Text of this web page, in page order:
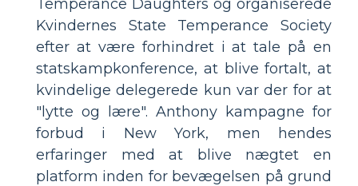
Temperance Daughters og organiserede
Kvindernes State Temperance Society
efter at være forhindret i at tale på en
statskampkonference, at blive fortalt, at
kvindelige delegerede kun var der for at
"lytte og lære". Anthony kampagne for
forbud i New York, men hendes
erfaringer med at blive nægtet en
platform inden for bevægelsen på grund